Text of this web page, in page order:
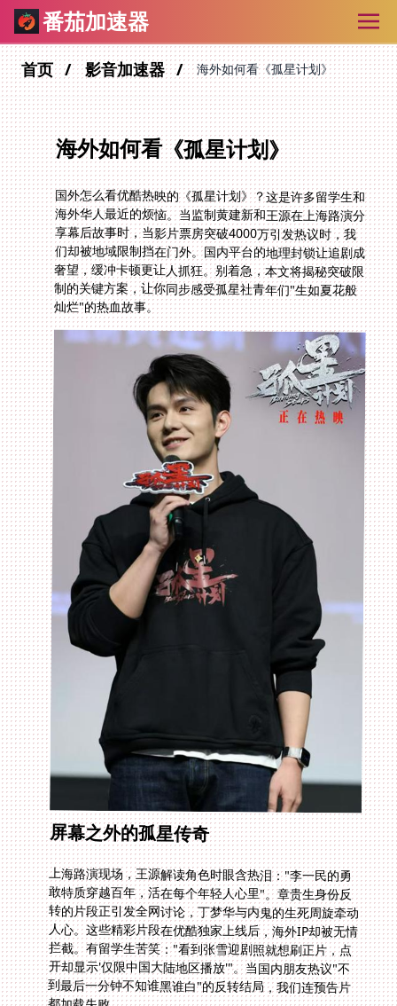
番茄加速器
首页 影音加速器 海外如何看《孤星计划》
海外如何看《孤星计划》
国外怎么看优酷热映的《孤星计划》？这是许多留学生和
海外华人最近的烦恼。当监制黄建新和王源在上海路演分
享幕后故事时，当影片票房突破4000万引发热议时，我
们却被地域限制挡在门外。国内平台的地理封锁让追剧成
奢望，缓冲卡顿更让人抓狂。别着急，本文将揭秘突破限
制的关键方案，让你同步感受孤星社青年们"生如夏花般
灿烂"的热血故事。
屏幕之外的孤星传奇
上海路演现场，王源解读角色时眼含热泪："李一民的勇
敢特质穿越百年，活在每个年轻人心里"。章贵生身份反
转的片段正引发全网讨论，丁梦华与内鬼的生死周旋牵动
人心。这些精彩片段在优酷独家上线后，海外IP却被无情
拦截。有留学生苦笑："看到张雪迎剧照就想刷正片，点
开却显示'仅限中国大陆地区播放'"。当国内朋友热议"不
到最后一分钟不知谁黑谁白"的反转结局，我们连预告片